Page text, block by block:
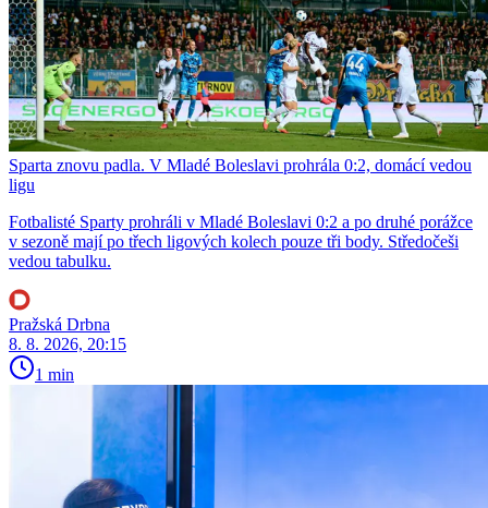
Sparta znovu padla. V Mladé Boleslavi prohrála 0:2, domácí vedou
ligu
Fotbalisté Sparty prohráli v Mladé Boleslavi 0:2 a po druhé porážce
v sezoně mají po třech ligových kolech pouze tři body. Středočeši
vedou tabulku.
Pražská Drbna
8. 8. 2026, 20:15
1 min